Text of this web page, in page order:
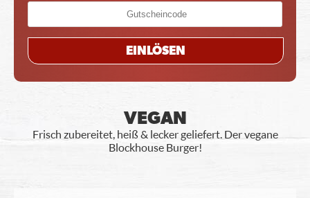
EINLÖSEN
VEGAN
Frisch zubereitet, heiß & lecker geliefert. Der vegane
Blockhouse Burger!